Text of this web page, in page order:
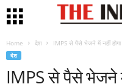
Home देश IMPS से पैसे भेजने में नहीं
देश
IMPS से पैसे भेजने